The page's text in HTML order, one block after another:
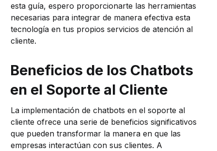
esta guía, espero proporcionarte las herramientas
necesarias para integrar de manera efectiva esta
tecnología en tus propios servicios de atención al
cliente.
Beneficios de los Chatbots
en el Soporte al Cliente
La implementación de chatbots en el soporte al
cliente ofrece una serie de beneficios significativos
que pueden transformar la manera en que las
empresas interactúan con sus clientes. A